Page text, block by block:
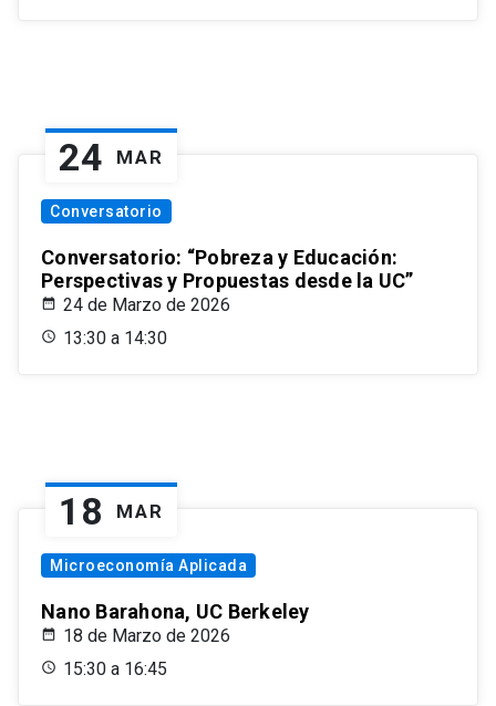
24 MAR
Conversatorio
Conversatorio: “Pobreza y Educación:
Perspectivas y Propuestas desde la UC”
24 de Marzo de 2026
13:30 a 14:30
18 MAR
Microeconomía Aplicada
Nano Barahona, UC Berkeley
18 de Marzo de 2026
15:30 a 16:45